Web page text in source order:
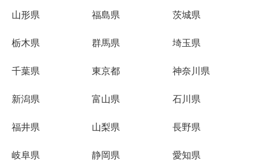
山形県 福島県 茨城県
栃木県 群馬県 埼玉県
千葉県 東京都 神奈川県
新潟県 富山県 石川県
福井県 山梨県 長野県
岐阜県 静岡県 愛知県